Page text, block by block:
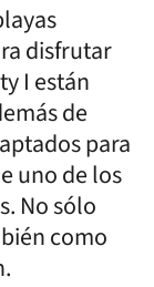
disfrutar
I están
de
para
uno de los
No sólo
como